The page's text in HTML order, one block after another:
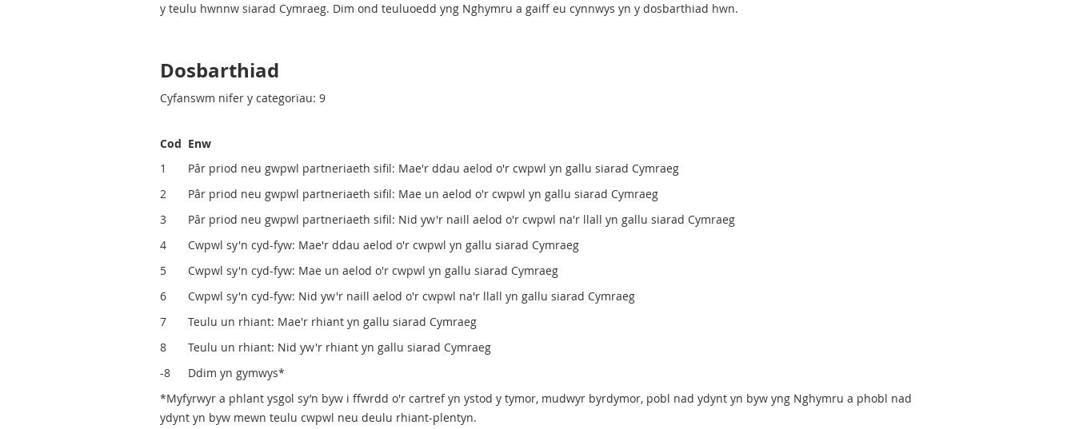
y teulu hwnnw siarad Cymraeg. Dim ond teuluoedd yng Nghymru a gaiff eu cynnwys yn y dosbarthiad hwn.
Dosbarthiad
Cyfanswm nifer y categorïau: 9
Cod Enw
1
Pâr priod neu gwpwl partneriaeth sifil: Mae'r ddau aelod o'r cwpwl yn gallu siarad Cymraeg
2
Pâr priod neu gwpwl partneriaeth sifil: Mae un aelod o'r cwpwl yn gallu siarad Cymraeg
3
Pâr priod neu gwpwl partneriaeth sifil: Nid yw'r naill aelod o'r cwpwl na'r llall yn gallu siarad Cymraeg
4
Cwpwl sy'n cyd-fyw: Mae'r ddau aelod o'r cwpwl yn gallu siarad Cymraeg
5
Cwpwl sy'n cyd-fyw: Mae un aelod o'r cwpwl yn gallu siarad Cymraeg
6
Cwpwl sy'n cyd-fyw: Nid yw'r naill aelod o'r cwpwl na'r llall yn gallu siarad Cymraeg
7
Teulu un rhiant: Mae'r rhiant yn gallu siarad Cymraeg
8
Teulu un rhiant: Nid yw'r rhiant yn gallu siarad Cymraeg
-8
Ddim yn gymwys*
*Myfyrwyr a phlant ysgol sy’n byw i ffwrdd o'r cartref yn ystod y tymor, mudwyr byrdymor, pobl nad ydynt yn byw yng Nghymru a phobl nad
ydynt yn byw mewn teulu cwpwl neu deulu rhiant-plentyn.